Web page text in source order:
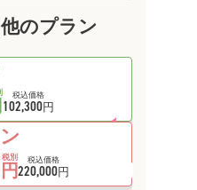
のプラン
税込価格
102,300円
税別
円 税込価格
220,000円